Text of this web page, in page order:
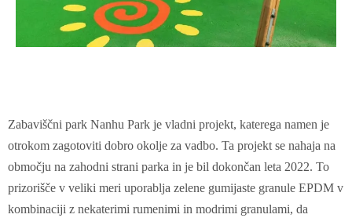
Zabaviščni park Nanhu Park je vladni projekt, katerega namen je
otrokom zagotoviti dobro okolje za vadbo. Ta projekt se nahaja na
območju na zahodni strani parka in je bil dokončan leta 2022. To
prizorišče v veliki meri uporablja zelene gumijaste granule EPDM v
kombinaciji z nekaterimi rumenimi in modrimi granulami, da